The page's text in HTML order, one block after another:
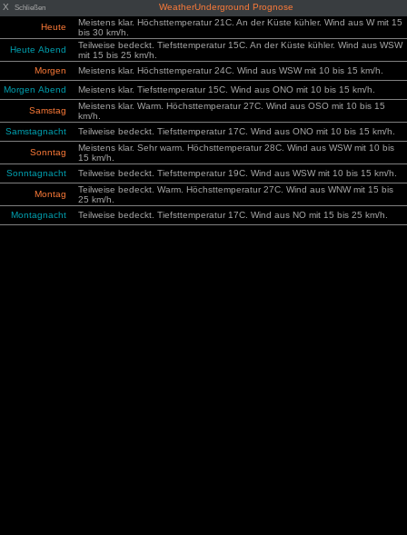
X Schließen
WeatherUnderground Prognose
Heute
Meistens klar. Höchsttemperatur 21C. An der Küste kühler. Wind aus W mit 15
bis 30 km/h.
Heute Abend
Teilweise bedeckt. Tiefsttemperatur 15C. An der Küste kühler. Wind aus WSW
mit 15 bis 25 km/h.
Morgen
Meistens klar. Höchsttemperatur 24C. Wind aus WSW mit 10 bis 15 km/h.
Morgen Abend
Meistens klar. Tiefsttemperatur 15C. Wind aus ONO mit 10 bis 15 km/h.
Samstag
Meistens klar. Warm. Höchsttemperatur 27C. Wind aus OSO mit 10 bis 15
km/h.
Samstagnacht
Teilweise bedeckt. Tiefsttemperatur 17C. Wind aus ONO mit 10 bis 15 km/h.
Sonntag
Meistens klar. Sehr warm. Höchsttemperatur 28C. Wind aus WSW mit 10 bis
15 km/h.
Sonntagnacht
Teilweise bedeckt. Tiefsttemperatur 19C. Wind aus WSW mit 10 bis 15 km/h.
Montag
Teilweise bedeckt. Warm. Höchsttemperatur 27C. Wind aus WNW mit 15 bis
25 km/h.
Montagnacht
Teilweise bedeckt. Tiefsttemperatur 17C. Wind aus NO mit 15 bis 25 km/h.